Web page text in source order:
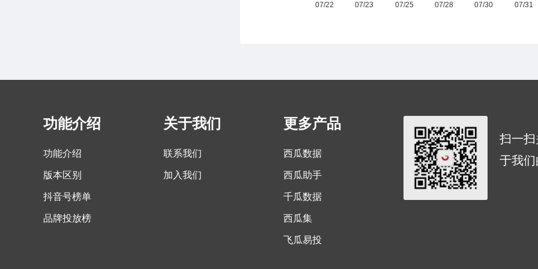
功能介绍
功能介绍
版本区别
抖音号榜单
品牌投放榜
关于我们
联系我们
加入我们
更多产品
西瓜数据
西瓜助手
千瓜数据
西瓜集
飞瓜易投
扫一
于我